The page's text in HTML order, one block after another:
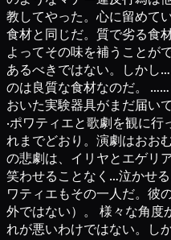
教してやった。心に留めて
食材と同じだ。質で劣る食
よってその味を補うことが
あるべきではない。しかし
のは良質な食材なのだ。
おいた実験器具がまだ届い
·ポワティエと歌劇を観に
れまでどおり。演劇はおお
の悲劇は、イリヤとエゲリ
笑わせることなく…泣かせ
ワティエもその一人だ。彼
外ではない）。 様々な角
れが悪いわけではない。し